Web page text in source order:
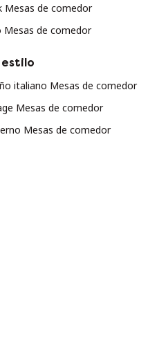
Mesas de comedor
Mesas de comedor
estilo
italiano Mesas de comedor
Mesas de comedor
Mesas de comedor